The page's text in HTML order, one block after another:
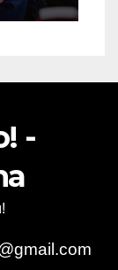
-